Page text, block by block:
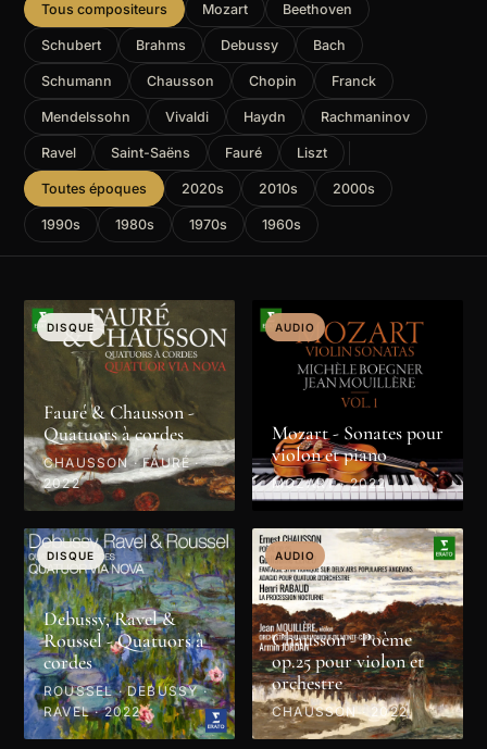
Tous compositeurs Mozart Beethoven
Schubert Brahms Debussy Bach
Schumann Chausson Chopin Franck
Mendelssohn Vivaldi Haydn Rachmaninov
Ravel Saint-Saëns Fauré Liszt
Toutes époques 2020s 2010s 2000s
1990s 1980s 1970s 1960s
DISQUE
Fauré & Chausson -
Quatuors à cordes
CHAUSSON · FAURÉ ·
2022
AUDIO
Mozart - Sonates pour
violon et piano
MOZART · 2022
DISQUE
Debussy, Ravel &
Roussel - Quatuors à
cordes
ROUSSEL · DEBUSSY ·
RAVEL · 2022
AUDIO
Chausson - Poème
op.25 pour violon et
orchestre
CHAUSSON · 2022